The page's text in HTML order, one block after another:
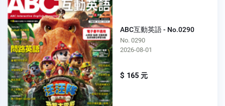
ABC互動英語 - No.0290
No. 0290
2026-08-01
$ 165 元